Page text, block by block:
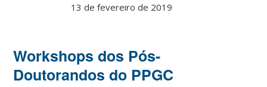
13 de fevereiro de 2019
Workshops dos Pós-
Doutorandos do PPGC